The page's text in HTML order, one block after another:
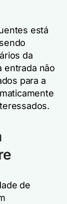
está
da
entrada não
para a
de